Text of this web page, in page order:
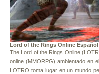
Lord of the Rings Online Español
The Lord of the Rings Online
online (MMORPG) ambientado en
LOTRO toma lugar en un mundo